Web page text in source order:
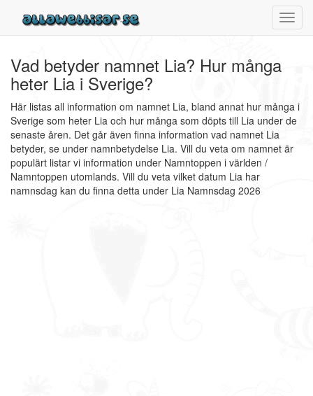
Vad betyder namnet Lia? Hur många
heter Lia i Sverige?
Här listas all information om namnet Lia, bland annat hur många i
Sverige som heter Lia och hur många som döpts till Lia under de
senaste åren. Det går även finna information vad namnet Lia
betyder, se under namnbetydelse Lia. Vill du veta om namnet är
populärt listar vi information under Namntoppen i världen /
Namntoppen utomlands. Vill du veta vilket datum Lia har
namnsdag kan du finna detta under Lia Namnsdag 2026